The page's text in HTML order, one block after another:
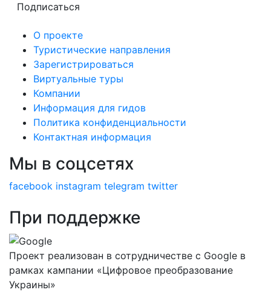
Подписаться
О проекте
Туристические направления
Зарегистрироваться
Виртуальные туры
Компании
Информация для гидов
Политика конфиденциальности
Контактная информация
Мы в соцсетях
facebook instagram telegram twitter
При поддержке
Проект реализован в сотрудничестве с Google в
рамках кампании «Цифровое преобразование
Украины»